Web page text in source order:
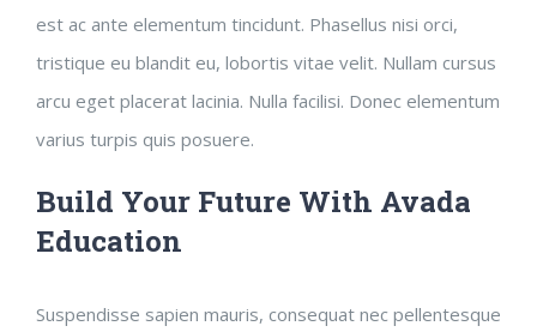
est ac ante elementum tincidunt. Phasellus nisi orci,
tristique eu blandit eu, lobortis vitae velit. Nullam cursus
arcu eget placerat lacinia. Nulla facilisi. Donec elementum
varius turpis quis posuere.
Build Your Future With Avada
Education
Suspendisse sapien mauris, consequat nec pellentesque